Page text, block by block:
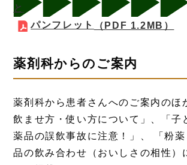
と
パンフレット
（PDF 1.2MB）
薬剤科からのご案内
薬剤科から患者さんへのご案内のほ
飲ませ方・使い方について」、「子
薬品の誤飲事故に注意！」、 「粉
品の飲み合わせ（おいしさの相性）